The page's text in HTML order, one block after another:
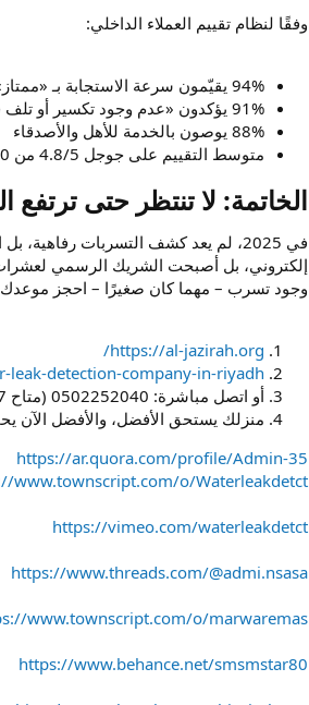
وفقًا لنظام تقييم العملاء الداخلي:
94% يقيّمون سرعة الاستجابة بـ «ممتاز»
91% يؤكدون «عدم وجود تكسير أو تلف في الديكور»
88% يوصون بالخدمة للأهل والأصدقاء
متوسط التقييم على جوجل 4.8/5 من 3400 مراجعة حقيقية (نوفمبر 2025)
الخاتمة: لا تنتظر حتى ترتفع
في 2025، لم يعد كشف التسربات رفاهية، بل استثمار يوفر عليك الآلاف سنويًا ويحمي منزلك من الكوارث. منصة الجزيرة (
إلكتروني، بل أصبحت الشريك الرسمي لعشرات
وجود تسرب – مهما كان صغيرًا – احجز موعدك
https://al-jazirah.org/
detection-company-in-riyadh/
أو اتصل مباشرة: 0502252040 (متاح 24/7)
منزلك يستحق الأفضل، والأفضل الآن
https://ar.quora.com/profile/Admin-35
www.townscript.com/o/Waterleakdetct
https://vimeo.com/waterleakdetct
https://www.threads.com/@admi.nsasa
www.townscript.com/o/marwaremas
https://www.behance.net/smsmstar80